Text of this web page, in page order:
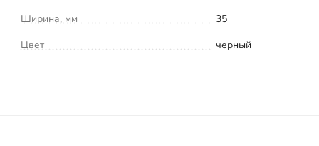
Ширина, мм
35
Цвет
черный